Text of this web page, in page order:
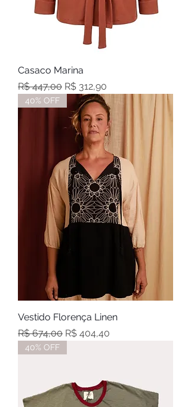
Casaco Marina
Preço normal
R$ 447,00 Preço promocional
R$ 312,90
40% OFF
Vestido Florença Linen
Preço normal
R$ 674,00 Preço promocional
R$ 404,40
40% OFF